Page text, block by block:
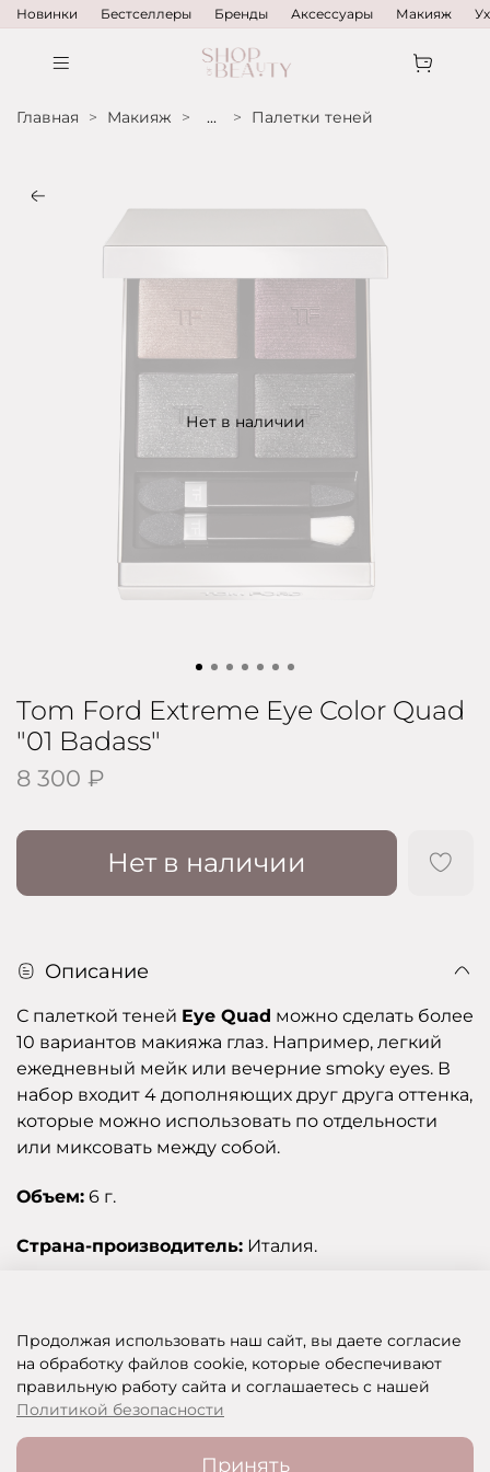
Новинки Бестселлеры Бренды Аксессуары Макияж
Главная Макияж ... Палетки теней
Нет в наличии
Tom Ford Extreme Eye Color Quad
"01 Badass"
8 300 ₽
Нет в наличии
Описание
С палеткой теней Eye Quad можно сделать более
10 вариантов макияжа глаз. Например, легкий
ежедневный мейк или вечерние smoky eyes. В
набор входит 4 дополняющих друг друга оттенка,
которые можно использовать по отдельности
или миксовать между собой.
Объем: 6 г.
Страна-производитель: Италия.
SHOP OF BEAUTY - МУЛЬТИБРЕНДОВЫЙ ИНТЕРНЕТ-МАГАЗИН КОСМЕТИКИ
Продолжая использовать наш сайт, вы даете согласие
на обработку файлов cookie, которые обеспечивают
правильную работу сайта и соглашаетесь с нашей
Политикой безопасности
Принять